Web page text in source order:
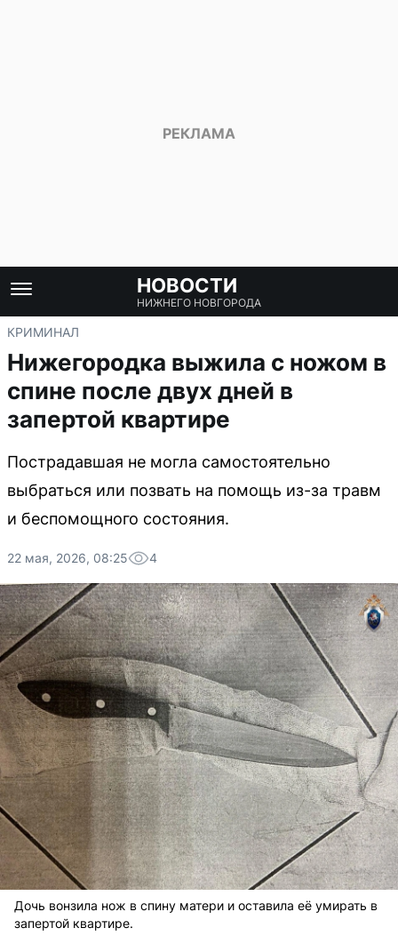
НОВОСТИ
НИЖНЕГО НОВГОРОДА
КРИМИНАЛ
Нижегородка выжила с ножом в
спине после двух дней в
запертой квартире
Пострадавшая не могла самостоятельно
выбраться или позвать на помощь из-за травм
и беспомощного состояния.
22 мая, 2026, 08:25 4
Дочь вонзила нож в спину матери и оставила её умирать в
запертой квартире.